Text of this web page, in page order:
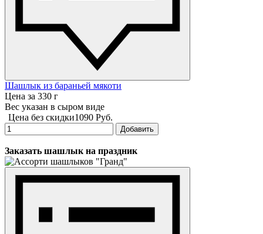
Шашлык из бараньей мякоти
Цена за 330 г
Вес указан в сыром виде
Цена без скидки1090 Руб.
Добавить
Заказать шашлык на праздник